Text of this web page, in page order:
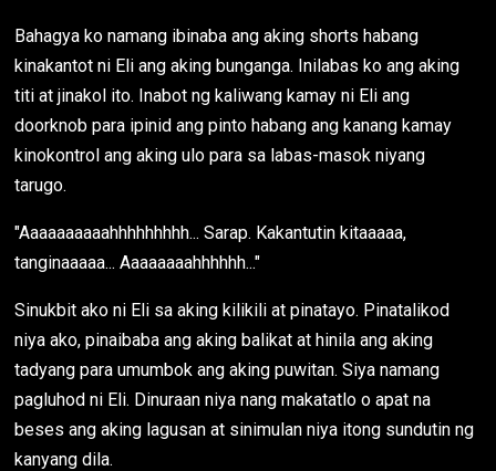
Bahagya ko namang ibinaba ang aking shorts habang
kinakantot ni Eli ang aking bunganga. Inilabas ko ang aking
titi at jinakol ito. Inabot ng kaliwang kamay ni Eli ang
doorknob para ipinid ang pinto habang ang kanang kamay
kinokontrol ang aking ulo para sa labas-masok niyang
tarugo.
"Aaaaaaaaaahhhhhhhhh... Sarap. Kakantutin kitaaaaa,
tanginaaaaa... Aaaaaaaahhhhhh..."
Sinukbit ako ni Eli sa aking kilikili at pinatayo. Pinatalikod
niya ako, pinaibaba ang aking balikat at hinila ang aking
tadyang para umumbok ang aking puwitan. Siya namang
pagluhod ni Eli. Dinuraan niya nang makatatlo o apat na
beses ang aking lagusan at sinimulan niya itong sundutin ng
kanyang dila.